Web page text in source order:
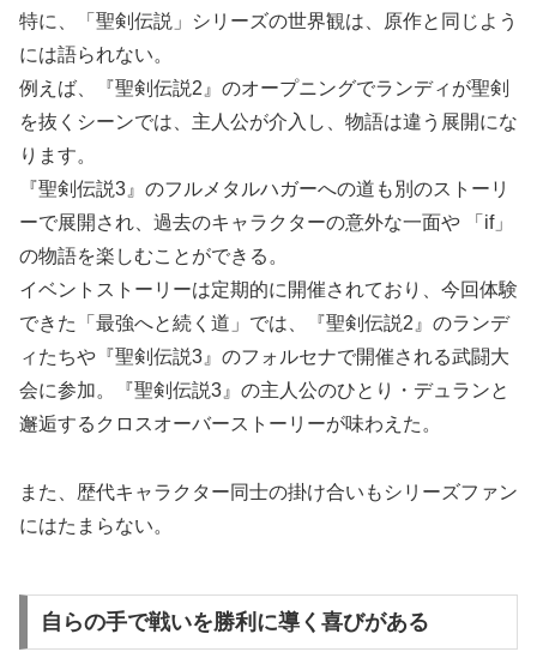
特に、「聖剣伝説」シリーズの世界観は、原作と同じよう
には語られない。
例えば、『聖剣伝説2』のオープニングでランディが聖剣
を抜くシーンでは、主人公が介入し、物語は違う展開にな
ります。
『聖剣伝説3』のフルメタルハガーへの道も別のストーリ
ーで展開され、過去のキャラクターの意外な一面や 「if」
の物語を楽しむことができる。
イベントストーリーは定期的に開催されており、今回体験
できた「最強へと続く道」では、『聖剣伝説2』のランデ
ィたちや『聖剣伝説3』のフォルセナで開催される武闘大
会に参加。『聖剣伝説3』の主人公のひとり・デュランと
邂逅するクロスオーバーストーリーが味わえた。
また、歴代キャラクター同士の掛け合いもシリーズファン
にはたまらない。
自らの手で戦いを勝利に導く喜びがある